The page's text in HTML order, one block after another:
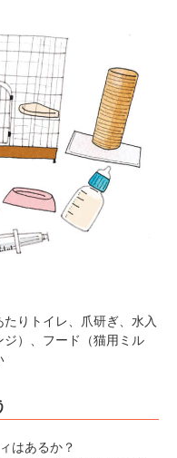
りトイレ、爪研ぎ、水入
）、フード（猫用ミル
はあるか？